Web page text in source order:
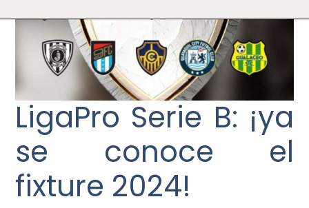
LigaPro Serie B: ¡ya
se conoce el
fixture 2024!